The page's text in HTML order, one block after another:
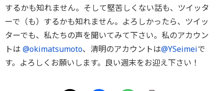
するかも知れません。そして堅苦しくない話も、ツイッタ
ーで（も）するかも知れません。よろしかったら、ツイッ
ターでも、私たちの声を聞いてみて下さい。私のアカウン
トは @okimatsumoto、清明のアカウントは@YSeimeiで
す。よろしくお願いします。良い週末をお迎え下さい！